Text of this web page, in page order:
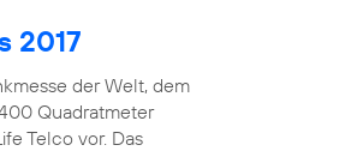
2017
der Welt, dem
Quadratmeter
Telco vor. Das